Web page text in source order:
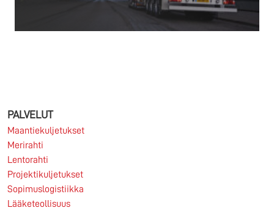
organisaatiota, jossa yhdistyvät matala organisaatio,
06.06.2026
PALVELUT
Maantiekuljetukset
Merirahti
Lentorahti
Projektikuljetukset
Sopimuslogistiikka
Lääketeollisuus